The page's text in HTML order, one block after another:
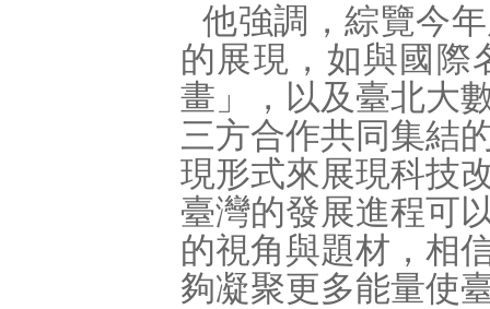
他強調，綜覽今
的展現，如與國際
畫」，以及臺北大
三方合作共同集結
現形式來展現科技
臺灣的發展進程可
的視角與題材，相
夠凝聚更多能量使